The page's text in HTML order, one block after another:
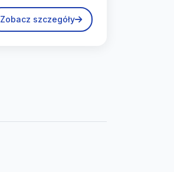
Zobacz szczegóły